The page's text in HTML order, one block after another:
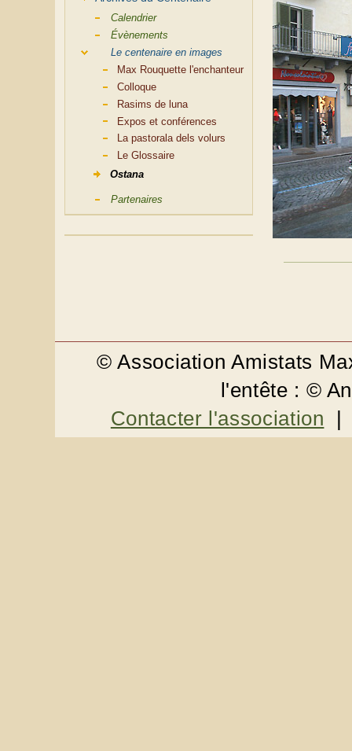
Calendrier
Évènements
Le centenaire en images
Max Rouquette l'enchanteur
Colloque
Rasims de luna
Expos et conférences
La pastorala dels volurs
Le Glossaire
Ostana
Partenaires
© Association Amistats
l'entête : ©
Contacter l'association